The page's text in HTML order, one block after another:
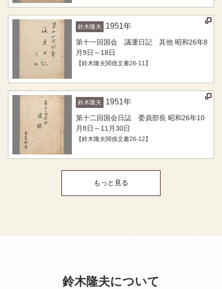
鈴木隆夫 1951年
第十一回国会 議運日記 其他 昭和26年8
月9日～18日
【鈴木隆夫関係文書26-11】
鈴木隆夫 1951年
第十二回国会日誌 委員部長 昭和26年10
月8日～11月30日
【鈴木隆夫関係文書26-12】
もっと見る
鈴木隆夫について